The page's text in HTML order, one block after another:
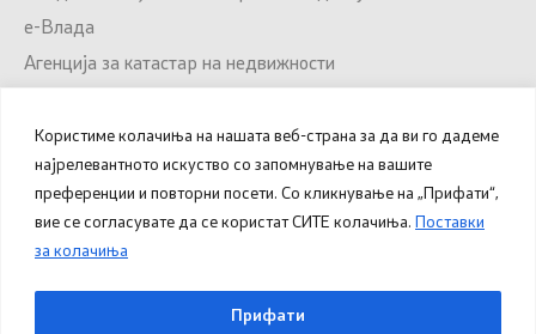
Користиме колачиња на нашата веб-страна за да ви го дадеме
најрелевантното искуство со запомнување на вашите
преференции и повторни посети. Со кликнување на „Прифати“,
вие се согласувате да се користат СИТЕ колачиња. Поставки
за колачиња
Прифати
е-Влада
Агенција за катастар на недвижности
Портал за отворени податоци
Национален Портал за е-Услуги
© 2025 – 2026 Општина Куманово. Сите права